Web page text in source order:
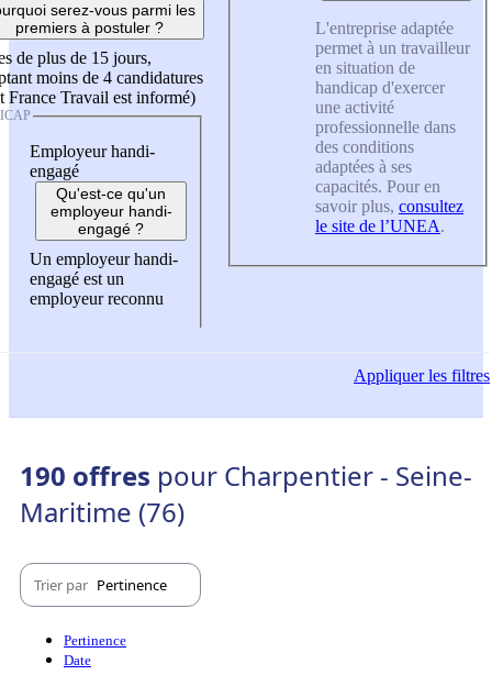
serez-vous parmi les
premiers à postuler ?
de plus de 15 jours,
moins de 4 candidatures
France Travail est informé)
Employeur handi-
engagé
Qu'est-ce qu'un
employeur handi-
engagé ?
Un employeur handi-
engagé est un
employeur reconnu
L'entreprise adaptée
permet à un travailleur
en situation de
handicap d'exercer
une activité
professionnelle dans
des conditions
adaptées à ses
capacités. Pour en
savoir plus, consultez
le site de l’UNEA.
Appliquerles filtres
190 offres pour Charpentier - Seine-
Maritime (76)
Trier par Pertinence
Pertinence
Date